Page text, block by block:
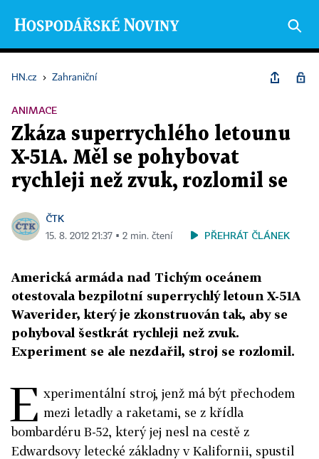
HN.cz › Zahraniční
ANIMACE
Zkáza superrychlého letounu
X-51A. Měl se pohybovat
rychleji než zvuk, rozlomil se
ČTK
15. 8. 2012 21:37 ▪ 2 min. čtení PŘEHRÁT ČLÁNEK
Americká armáda nad Tichým oceánem
otestovala bezpilotní superrychlý letoun X-51A
Waverider, který je zkonstruován tak, aby se
pohyboval šestkrát rychleji než zvuk.
Experiment se ale nezdařil, stroj se rozlomil.
E xperimentální stroj, jenž má být přechodem
mezi letadly a raketami, se z křídla
bombardéru B-52, který jej nesl na cestě z
Edwardsovy letecké základny v Kalifornii, spustil